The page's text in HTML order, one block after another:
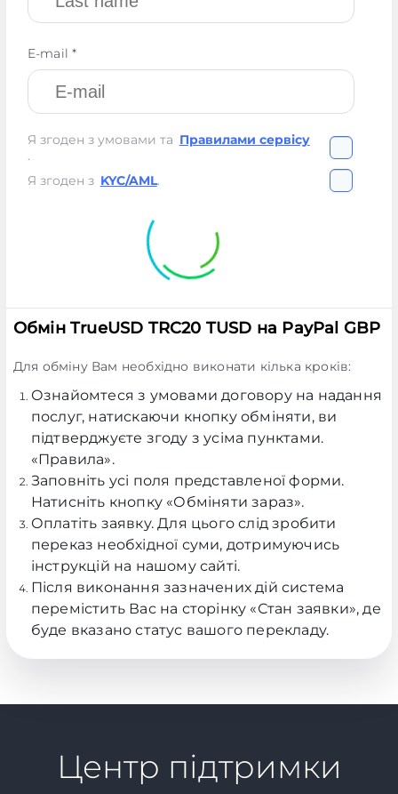
E-mail *
Я згоден з умовами та Правилами сервісу
.
Я згоден з KYC/AML.
Обмін TrueUSD TRC20 TUSD на PayPal GBP
Для обміну Вам необхідно виконати кілька кроків:
Ознайомтеся з умовами договору на надання
послуг, натискаючи кнопку обміняти, ви
підтверджуєте згоду з усіма пунктами.
«Правила».
Заповніть усі поля представленої форми.
Натисніть кнопку «Обміняти зараз».
Оплатіть заявку. Для цього слід зробити
переказ необхідної суми, дотримуючись
інструкцій на нашому сайті.
Після виконання зазначених дій система
перемістить Вас на сторінку «Стан заявки», де
буде вказано статус вашого перекладу.
Центр підтримки